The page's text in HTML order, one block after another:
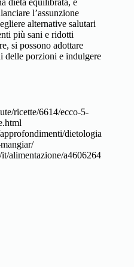
dieta equilibrata, è
l’assunzione
alternative salutari
più sani e ridotti
si possono adottare
delle porzioni e indulgere
ricette/6614/ecco-5-
dietologia
alimentazione/a4606264